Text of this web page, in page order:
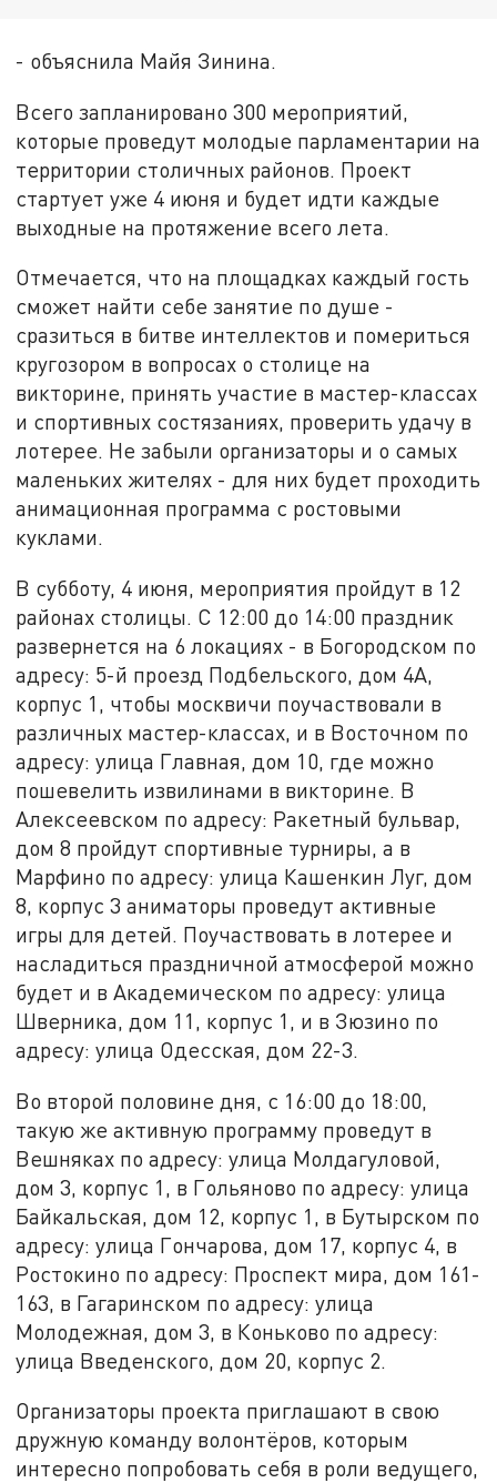
- объяснила Майя Зинина.
Всего запланировано 300 мероприятий,
которые проведут молодые парламентарии на
территории столичных районов. Проект
стартует уже 4 июня и будет идти каждые
выходные на протяжение всего лета.
Отмечается, что на площадках каждый гость
сможет найти себе занятие по душе -
сразиться в битве интеллектов и помериться
кругозором в вопросах о столице на
викторине, принять участие в мастер-классах
и спортивных состязаниях, проверить удачу в
лотерее. Не забыли организаторы и о самых
маленьких жителях - для них будет проходить
анимационная программа с ростовыми
куклами.
В субботу, 4 июня, мероприятия пройдут в 12
районах столицы. С 12:00 до 14:00 праздник
развернется на 6 локациях - в Богородском по
адресу: 5-й проезд Подбельского, дом 4А,
корпус 1, чтобы москвичи поучаствовали в
различных мастер-классах, и в Восточном по
адресу: улица Главная, дом 10, где можно
пошевелить извилинами в викторине. В
Алексеевском по адресу: Ракетный бульвар,
дом 8 пройдут спортивные турниры, а в
Марфино по адресу: улица Кашенкин Луг, дом
8, корпус 3 аниматоры проведут активные
игры для детей. Поучаствовать в лотерее и
насладиться праздничной атмосферой можно
будет и в Академическом по адресу: улица
Шверника, дом 11, корпус 1, и в Зюзино по
адресу: улица Одесская, дом 22-3.
Во второй половине дня, с 16:00 до 18:00,
такую же активную программу проведут в
Вешняках по адресу: улица Молдагуловой,
дом 3, корпус 1, в Гольяново по адресу: улица
Байкальская, дом 12, корпус 1, в Бутырском по
адресу: улица Гончарова, дом 17, корпус 4, в
Ростокино по адресу: Проспект мира, дом 161-
163, в Гагаринском по адресу: улица
Молодежная, дом 3, в Коньково по адресу:
улица Введенского, дом 20, корпус 2.
Организаторы проекта приглашают в свою
дружную команду волонтёров, которым
интересно попробовать себя в роли ведущего,